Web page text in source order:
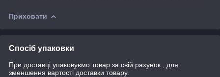
Приховати
Спосіб упаковки
При доставці упаковуємо товар за свій рахунок , для
зменшення вартості доставки товару.